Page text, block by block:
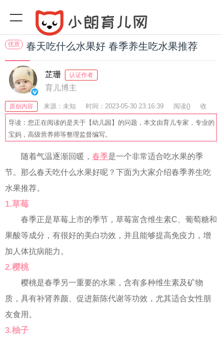
优质 春天吃什么水果好 春季养生吃水果推荐
芷珊 认证作者
育儿博主
原创内容 来源：未知 时间：2023-05-30 23:16:39 阅读() 收
藏：50 分享：46 爆
导读：您正在阅读的是关于【幼儿园】的问题，本文由育儿专家，专业的
宝妈，高级营养师等整理监督编写。
随着气温逐渐回暖， 春季是一个非常适合吃水果的季
节。那么春天吃什么水果好呢？下面为大家介绍春季养生吃
水果推荐。
1.草莓
春季正是草莓上市的季节，草莓富含维生素C、葡萄糖和
果酸等成分，有很好的美白功效，并且能够提高免疫力，增
加人体抗病能力。
2.樱桃
樱桃是春季另一重要的水果，含有多种维生素及矿物
质，具有补肾养颜、促进新陈代谢等功效，尤其适合女性朋
友食用。
3.柚子